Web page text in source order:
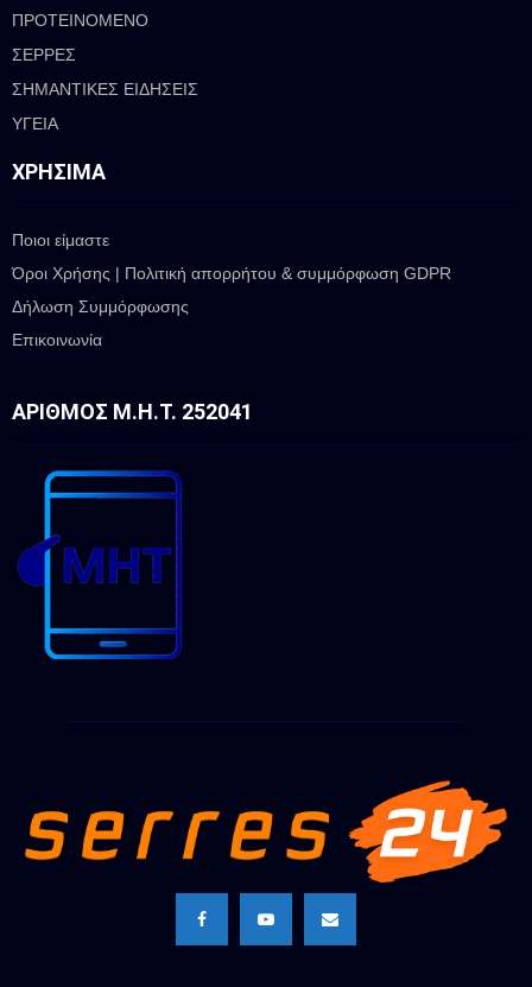
ΠΡΟΤΕΙΝΟΜΕΝΟ
ΣΕΡΡΕΣ
ΣΗΜΑΝΤΙΚΕΣ ΕΙΔΗΣΕΙΣ
ΥΓΕΙΑ
ΧΡΉΣΙΜΑ
Ποιοι είμαστε
Όροι Χρήσης | Πολιτική απορρήτου & συμμόρφωση GDPR
Δήλωση Συμμόρφωσης
Επικοινωνία
ΑΡΙΘΜΌΣ Μ.Η.Τ. 252041